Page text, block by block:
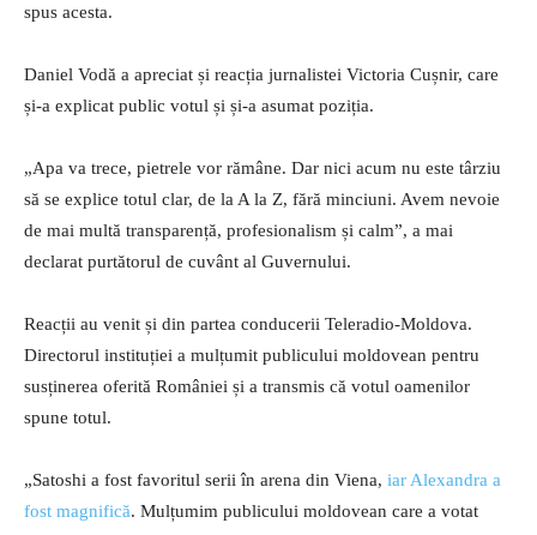
spus acesta.
Daniel Vodă a apreciat și reacția jurnalistei Victoria Cușnir, care
și-a explicat public votul și și-a asumat poziția.
„Apa va trece, pietrele vor rămâne. Dar nici acum nu este târziu
să se explice totul clar, de la A la Z, fără minciuni. Avem nevoie
de mai multă transparență, profesionalism și calm”, a mai
declarat purtătorul de cuvânt al Guvernului.
Reacții au venit și din partea conducerii Teleradio-Moldova.
Directorul instituției a mulțumit publicului moldovean pentru
susținerea oferită României și a transmis că votul oamenilor
spune totul.
„Satoshi a fost favoritul serii în arena din Viena, iar Alexandra a
fost magnifică. Mulțumim publicului moldovean care a votat